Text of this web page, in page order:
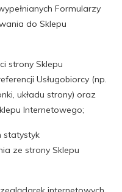
Formularzy
do Sklepu
strony Sklepu
Usługobiorcy (np.
układu strony) oraz
Internetowego;
ze strony Sklepu